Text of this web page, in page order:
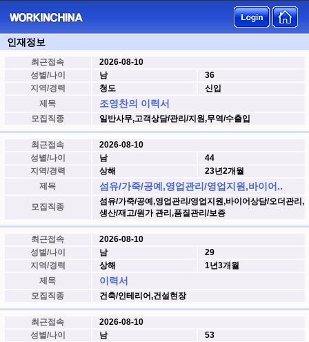
인재정보
최근접속
2026-08-10
성별/나이
남
36
지역/경력
청도
신입
제목
조영찬의 이력서
모집직종 일반사무,고객상담/관리/지원,무역/수출입
최근접속
2026-08-10
성별/나이
남
44
지역/경력
상해
23년2개월
제목
섬유/가죽/공예,영업관리/영업지원,바이어..
모집직종
섬유/가죽/공예,영업관리/영업지원,바이어상담/오더관리,
생산/재고/원가 관리,품질관리/보증
최근접속
2026-08-10
성별/나이
남
29
지역/경력
상해
1년3개월
제목
이력서
모집직종 건축/인테리어,건설현장
최근접속
2026-08-10
성별/나이
남
53